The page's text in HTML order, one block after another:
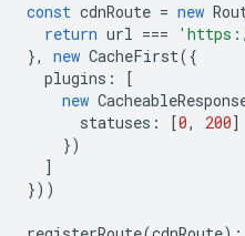
const cdnRoute = new
return url ===
},
new CacheFirst({
plugins :
[
new
statuses : [0, 200]
})
]
}))